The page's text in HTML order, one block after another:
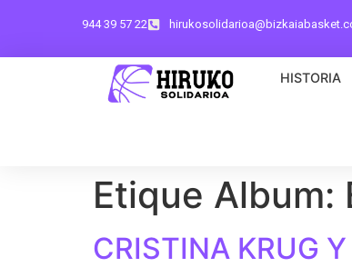
944 39 57 22
HISTORIA
Etique Album:
CRISTINA KRUG